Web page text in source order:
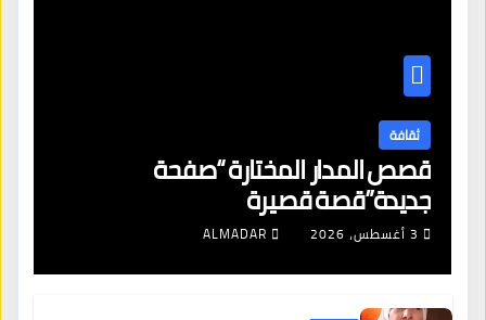
ثقافة
قصص المدار المختارة “صفحة
جديدة”قصة قصيرة
3 أغسطس، 2026 ALMADAR